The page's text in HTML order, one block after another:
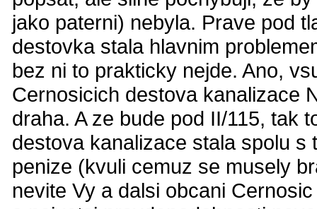
jako paterni) nebyla. Prave pod
destovka stala hlavnim
bez ni to prakticky nejde. Ano,
Cernosicich destova kanalizace
draha. A ze bude pod II/115, tak
destova kanalizace stala spolu
penize (kvuli cemuz se musely
nevite Vy a dalsi obcani